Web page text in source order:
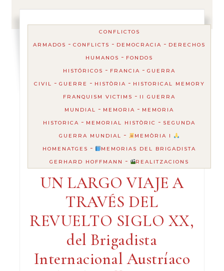
CONFLICTOS
ARMADOS -CONFLICTS - DEMOCRACIA - DERECHOS
HUMANOS - FONDOS
HISTÓRICOS - FRANCIA -GUERRA
CIVIL - GUERRE - HISTÒRIA - HISTORICAL MEMORY
FRANQUISM VICTIMS - II GUERRA
MUNDIAL - MEMORIA - MEMORIA
HISTORICA - MEMORIAL HISTÒRIC - SEGUNDA
GUERRA MUNDIAL -
MEMÒRIA I
HOMENATGES -
MEMORIAS DEL BRIGADISTA
GERHARD HOFFMANN
- REALITZACIONS
UN LARGO VIAJE A
TRAVÉS DEL
REVUELTO SIGLO XX,
del Brigadista
Internacional Austríaco